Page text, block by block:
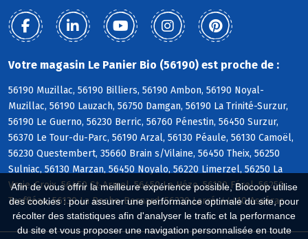
Afin de vous offrir la meilleure expérience possible, Biocoop utilise
des cookies : pour assurer une performance optimale du site, pour
récolter des statistiques afin d'analyser le trafic et la performance
du site et vous proposer une navigation personnalisée en toute
Votre magasin Le Panier Bio (56190) est proche de :
56190 Muzillac, 56190 Billiers, 56190 Ambon, 56190 Noyal-
Muzillac, 56190 Lauzach, 56750 Damgan, 56190 La Trinité-Surzur,
56190 Le Guerno, 56230 Berric, 56760 Pénestin, 56450 Surzur,
56370 Le Tour-du-Parc, 56190 Arzal, 56130 Péaule, 56130 Camoël,
56230 Questembert, 35660 Brain s/Vilaine, 56450 Theix, 56250
Sulniac, 56130 Marzan, 56450 Noyalo, 56220 Limerzel, 56250 La
Vraie-Croix, 56450 St-Armel, 56450 Le Hézo, 56130 Férel, 56250
Treffléan, 56130 La Roche-Bernard, 56230 Larré, 44410 Assérac